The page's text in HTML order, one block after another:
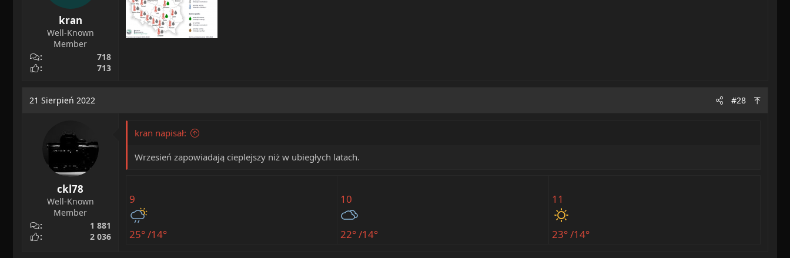
kran
Well-Known
Member
718
713
21 Sierpień 2022 #28
ckl78
Well-Known
Member
1 881
2 036
kran napisał:
Wrzesień zapowiadają cieplejszy niż w ubiegłych latach.
9
25° /14°
10
22° /14°
11
23° /14°